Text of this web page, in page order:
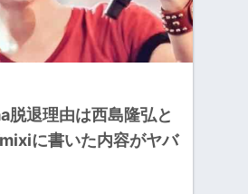
脱退理由は西島隆弘と
に書いた内容がヤバ